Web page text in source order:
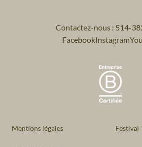
Contactez-nous : 514-
FacebookInstagram
Mentions légales Festival